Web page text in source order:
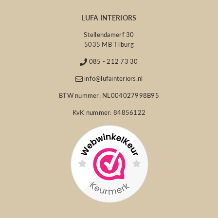
LUFA INTERIORS
Stellendamerf 30
5035 MB Tilburg
085 - 212 73 30
info@lufainteriors.nl
BTW nummer: NL004027998B95
KvK nummer: 84856122